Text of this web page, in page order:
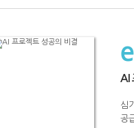
AI
심
공